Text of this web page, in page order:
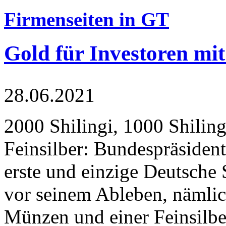
Firmenseiten in GT
Gold für Investoren
28.06.2021
2000 Shilingi, 1000
Feinsilber:
erste und einzige Deutsche
vor seinem Ableben,
Münzen und einer